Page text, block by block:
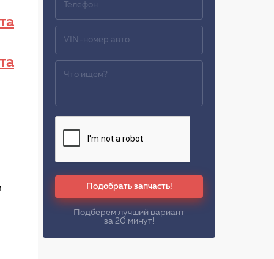
Подобрать запчасть!
Подберем лучший вариант
за 20 минут!